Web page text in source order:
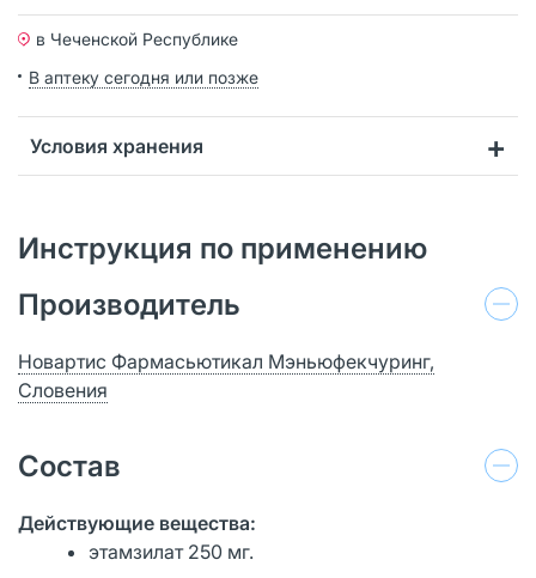
в Чеченской Республике
В аптеку сегодня или позже
Условия хранения
Инструкция по применению
Производитель
Новартис Фармасьютикал Мэньюфекчуринг,
Словения
Состав
Действующие вещества:
этамзилат 250 мг.